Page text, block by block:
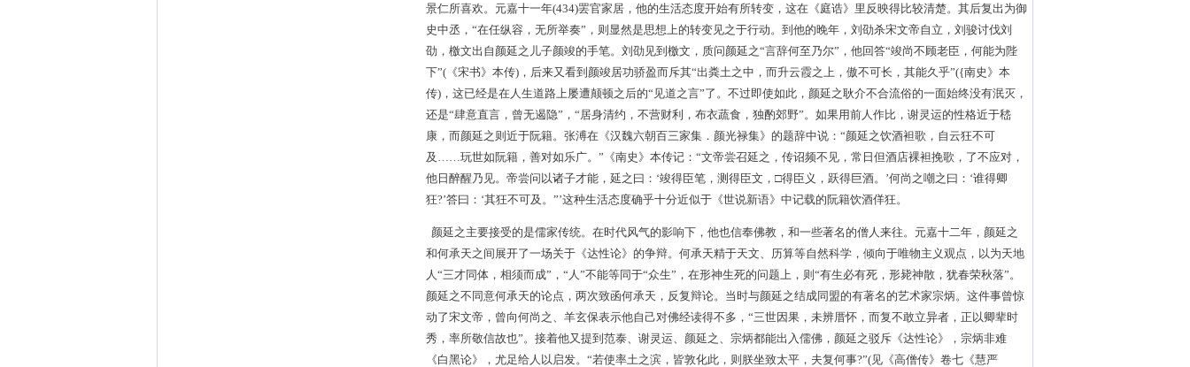
景仁所喜欢。元嘉十一年(434)罢官家居，他的生活态度开始有所转变，这在《庭诰》里反映得比较清楚。其后复出为御
史中丞，“在任纵容，无所举奏”，则显然是思想上的转变见之于行动。到他的晚年，刘劭杀宋文帝自立，刘骏讨伐刘
劭，檄文出自颜延之儿子颜竣的手笔。刘劭见到檄文，质问颜延之“言辞何至乃尔”，他回答“竣尚不顾老臣，何能为陛
下”(《宋书》本传)，后来又看到颜竣居功骄盈而斥其“出粪土之中，而升云霞之上，傲不可长，其能久乎”({南史》本
传)，这已经是在人生道路上屡遭颠顿之后的“见道之言”了。不过即使如此，颜延之耿介不合流俗的一面始终没有泯灭，
还是“肆意直言，曾无遏隐”，“居身清约，不营财利，布衣蔬食，独酌郊野”。如果用前人作比，谢灵运的性格近于嵇
康，而颜延之则近于阮籍。张溥在《汉魏六朝百三家集．颜光禄集》的题辞中说：“颜延之饮酒袒歌，自云狂不可
及……玩世如阮籍，善对如乐广。”《南史》本传记：“文帝尝召延之，传诏频不见，常日但酒店裸袒挽歌，了不应对，
他日醉醒乃见。帝尝问以诸子才能，延之曰：‘竣得臣笔，测得臣文，□得臣义，跃得巨酒。’何尚之嘲之曰：‘谁得卿
狂?’答曰：‘其狂不可及。”’这种生活态度确乎十分近似于《世说新语》中记载的阮籍饮酒佯狂。
颜延之主要接受的是儒家传统。在时代风气的影响下，他也信奉佛教，和一些著名的僧人来往。元嘉十二年，颜延之
和何承天之间展开了一场关于《达性论》的争辩。何承天精于天文、历算等自然科学，倾向于唯物主义观点，以为天地
人“三才同体，相须而成”，“人”不能等同于“众生”，在形神生死的问题上，则“有生必有死，形毙神散，犹春荣秋落”。
颜延之不同意何承天的论点，两次致函何承天，反复辩论。当时与颜延之结成同盟的有著名的艺术家宗炳。这件事曾惊
动了宋文帝，曾向何尚之、羊玄保表示他自己对佛经读得不多，“三世因果，未辨厝怀，而复不敢立异者，正以卿辈时
秀，率所敬信故也”。接着他又提到范泰、谢灵运、颜延之、宗炳都能出入儒佛，颜延之驳斥《达性论》，宗炳非难
《白黑论》，尤足给人以启发。“若使率土之滨，皆敦化此，则朕坐致太平，夫复何事?”(见《高僧传》卷七《慧严